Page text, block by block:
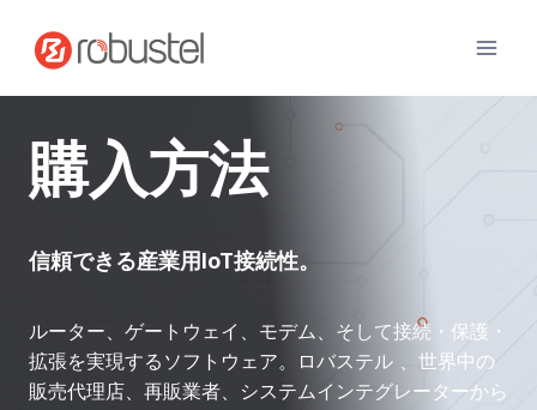
ン
購入方法
信頼できる産業用IoT接続性。
ルーター、ゲートウェイ、モデム、そして接続・保護・
拡張を実現するソフトウェア。ロバステル 、世界中の
販売代理店、再販業者、システムインテグレーターから